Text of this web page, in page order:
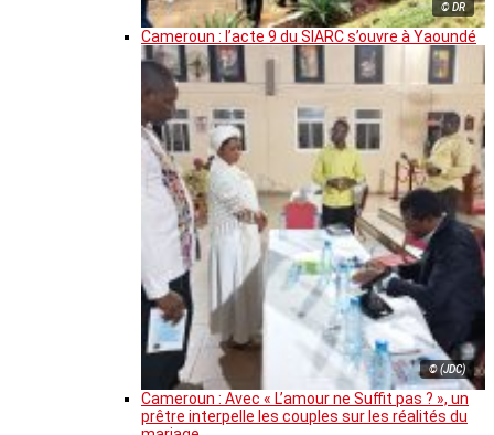
© DR
Cameroun : l’acte 9 du SIARC s’ouvre à Yaoundé
© (JDC)
Cameroun : Avec « L’amour ne Suffit pas ? », un
prêtre interpelle les couples sur les réalités du